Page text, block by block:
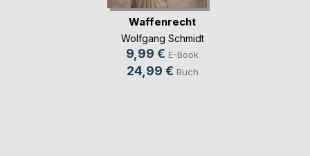
Waffenrecht
Wolfgang Schmidt
9,99 € E-Book
24,99 € Buch